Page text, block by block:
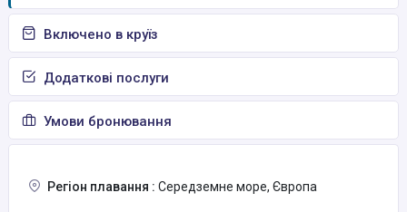
Включено в круїз
Додаткові послуги
Умови бронювання
Регіон плавання : Середземне море, Європа